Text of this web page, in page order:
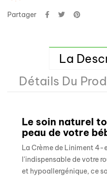
Partager
La
Détails Du
Le soin naturel
peau de votre
La Crème de Liniment 4-
l'indispensable de votre
et hypoallergénique, ce